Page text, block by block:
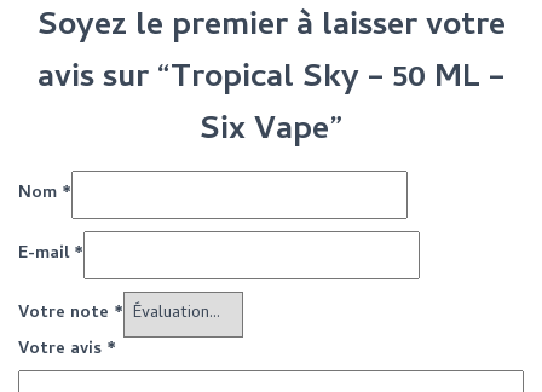
Soyez le premier à laisser votre
avis sur “Tropical Sky – 50 ML –
Six Vape”
Nom *
E-mail*
Votre note *
Votre avis *